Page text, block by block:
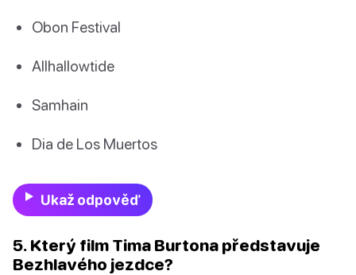
Obon Festival
Allhallowtide
Samhain
Dia de Los Muertos
Ukaž odpověď
5. Který film Tima Burtona představuje
Bezhlavého jezdce?